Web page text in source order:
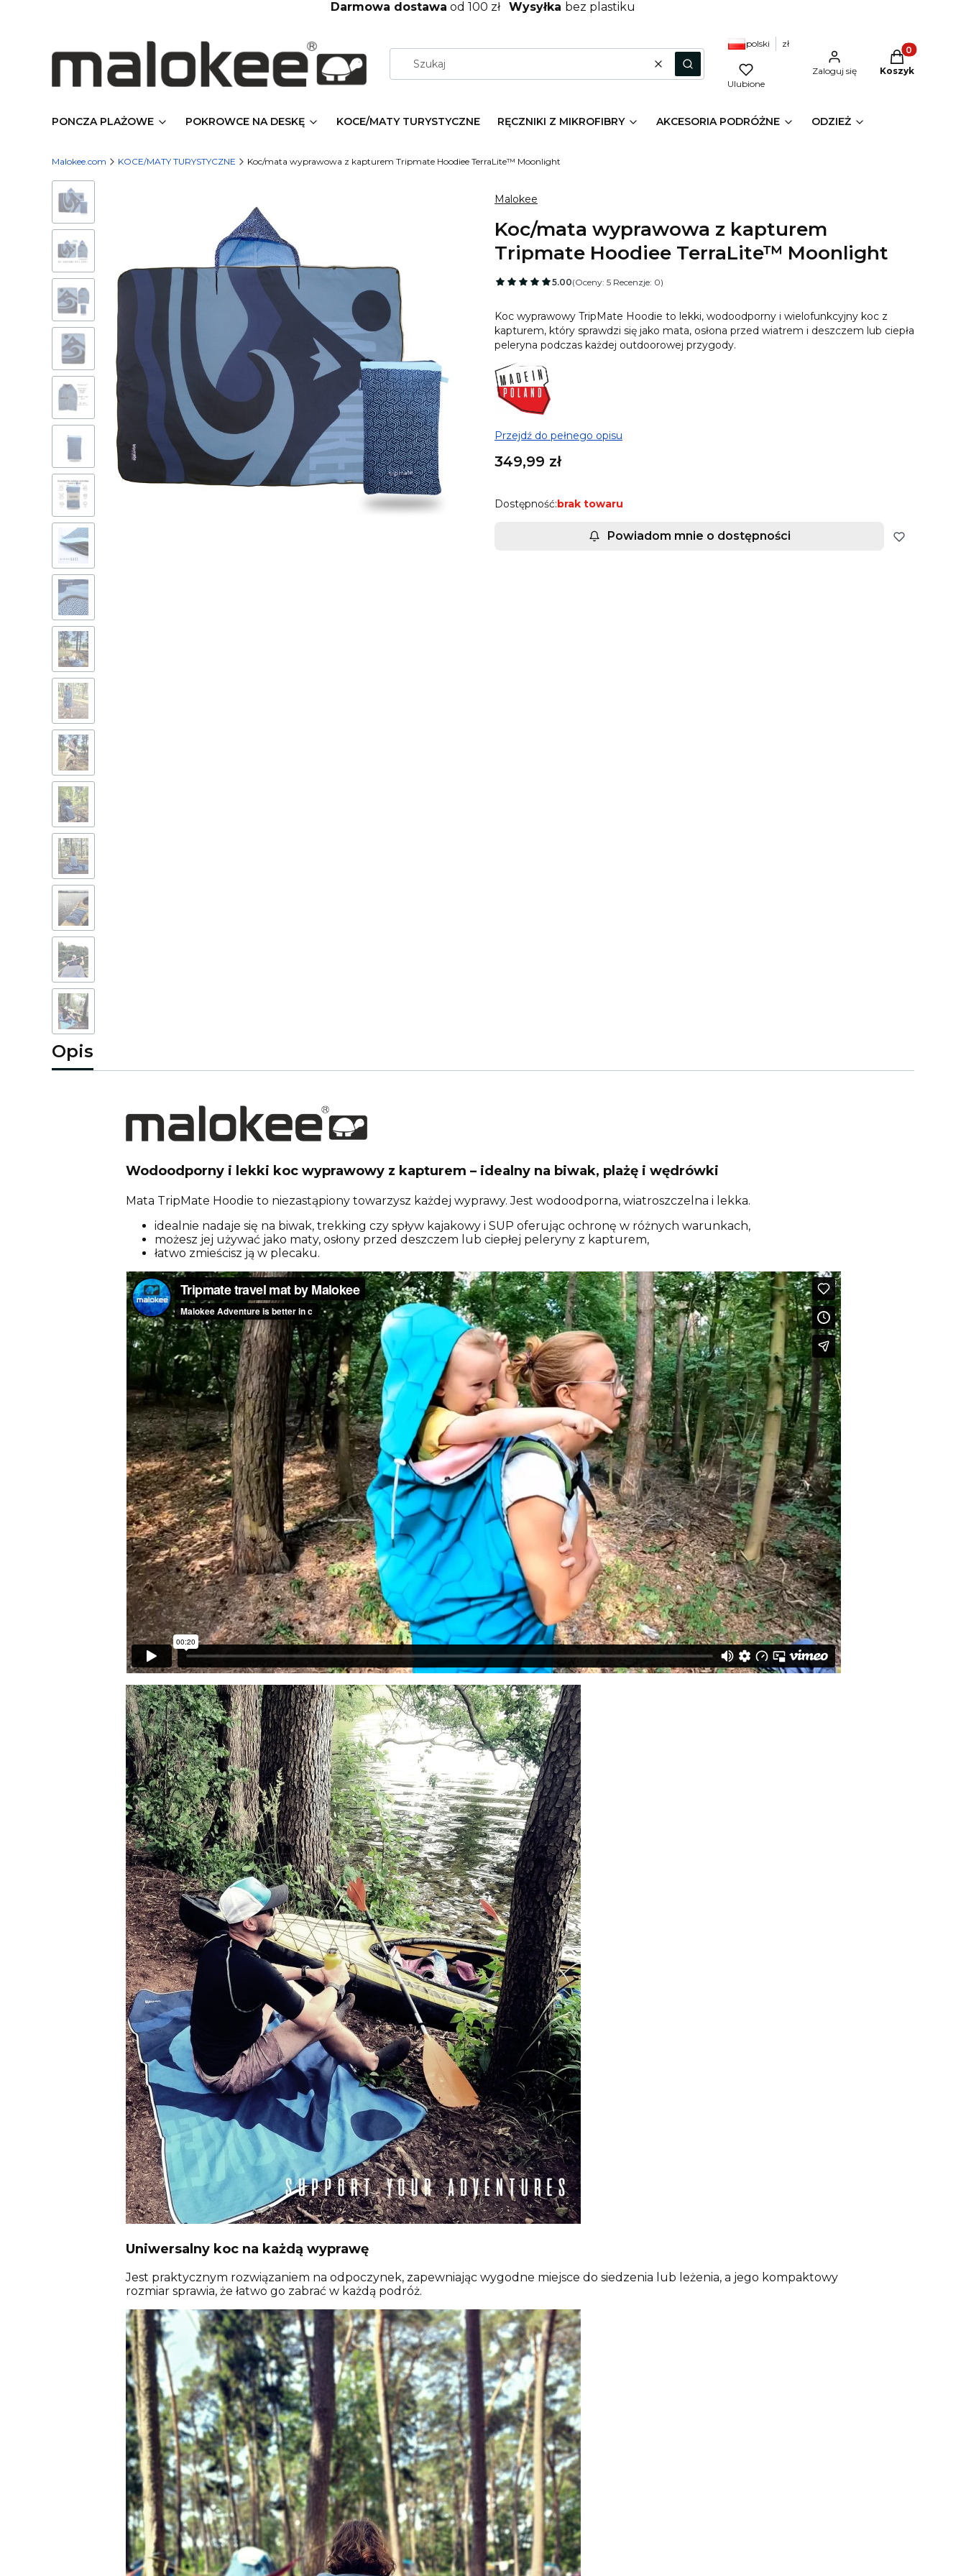
Darmowa dostawa od 100 zł Wysyłka bez plastiku
WyczyśćSzukaj
polski zł
Ulubione
Zaloguj się
Produkty w
Koszyk
PONCZA PLAŻOWE POKROWCE NA DESKĘ KOCE/MATY TURYSTYCZNE RĘCZNIKI Z MIKROFIBRY AKCESORIA PODRÓŻNE ODZIEŻ
Malokee.com KOCE/MATY TURYSTYCZNE Koc/mata wyprawowa z kapturem Tripmate Hoodiee TerraLite™ Moonlight
Malokee
Koc/mata wyprawowa z kapturem
Tripmate Hoodiee TerraLite™ Moonlight
5.00(Oceny: 5 Recenzje: 0)
Koc wyprawowy TripMate Hoodie to lekki, wodoodporny i wielofunkcyjny koc z
kapturem, który sprawdzi się jako mata, osłona przed wiatrem i deszczem lub ciepła
peleryna podczas każdej outdoorowej przygody.
Przejdź do pełnego opisu
Cena
349,99 zł
Dostępność:brak towaru
Powiadom mnie o dostępności
Opis
Wodoodporny i lekki koc wyprawowy z kapturem – idealny na biwak, plażę i wędrówki
Mata TripMate Hoodie to niezastąpiony towarzysz każdej wyprawy. Jest wodoodporna, wiatroszczelna i lekka.
idealnie nadaje się na biwak, trekking czy spływ kajakowy i SUP oferując ochronę w różnych warunkach,
możesz jej używać jako maty, osłony przed deszczem lub ciepłej peleryny z kapturem,
łatwo zmieścisz ją w plecaku.
Uniwersalny koc na każdą wyprawę
Jest praktycznym rozwiązaniem na odpoczynek, zapewniając wygodne miejsce do siedzenia lub leżenia, a jego kompaktowy
rozmiar sprawia, że łatwo go zabrać w każdą podróż.